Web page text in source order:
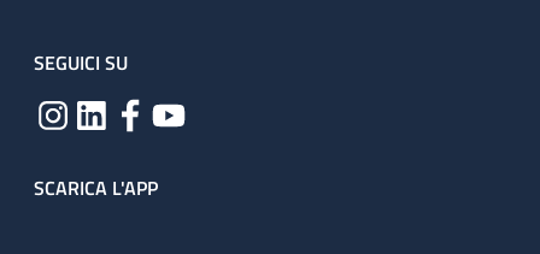
SEGUICI SU
SCARICA L'APP